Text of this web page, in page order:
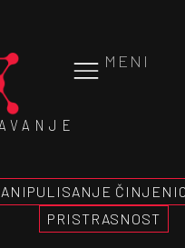
MENI
PRISTRASNOST